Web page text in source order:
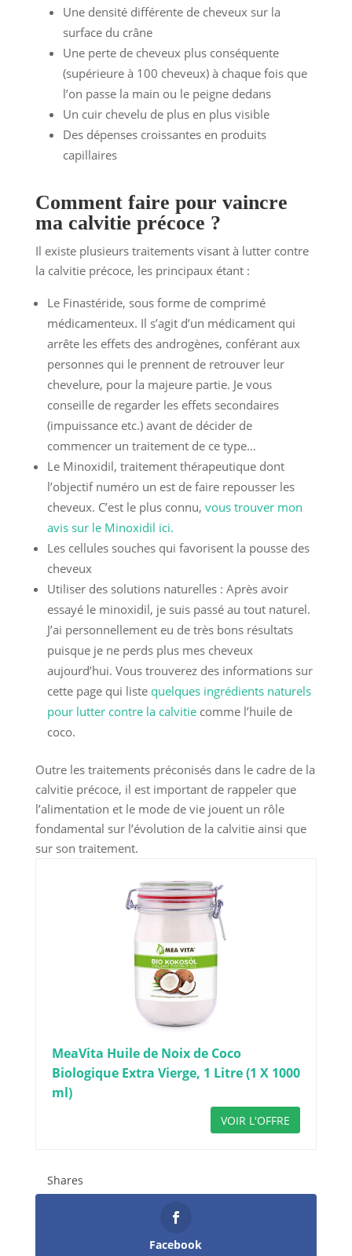
Une densité différente de cheveux sur la
surface du crâne
Une perte de cheveux plus conséquente
(supérieure à 100 cheveux) à chaque fois que
l’on passe la main ou le peigne dedans
Un cuir chevelu de plus en plus visible
Des dépenses croissantes en produits
capillaires
Comment faire pour vaincre
ma calvitie précoce ?
Il existe plusieurs traitements visant à lutter contre
la calvitie précoce, les principaux étant :
Le Finastéride, sous forme de comprimé
médicamenteux. Il s’agit d’un médicament qui
arrête les effets des androgènes, conférant aux
personnes qui le prennent de retrouver leur
chevelure, pour la majeure partie. Je vous
conseille de regarder les effets secondaires
(impuissance etc.) avant de décider de
commencer un traitement de ce type…
Le Minoxidil, traitement thérapeutique dont
l’objectif numéro un est de faire repousser les
cheveux. C’est le plus connu, vous trouver mon
avis sur le Minoxidil ici.
Les cellules souches qui favorisent la pousse des
cheveux
Utiliser des solutions naturelles : Après avoir
essayé le minoxidil, je suis passé au tout naturel.
J’ai personnellement eu de très bons résultats
puisque je ne perds plus mes cheveux
aujourd’hui. Vous trouverez des informations sur
cette page qui liste quelques ingrédients naturels
pour lutter contre la calvitiecomme l’huile de
coco.
Outre les traitements préconisés dans le cadre de la
calvitie précoce, il est important de rappeler que
l’alimentation et le mode de vie jouent un rôle
fondamental sur l’évolution de la calvitie ainsi que
sur son traitement.
MeaVita Huile de Noix de Coco
Biologique Extra Vierge, 1 Litre (1 X 1000
ml)
VOIR L'OFFRE
Shares
Facebook